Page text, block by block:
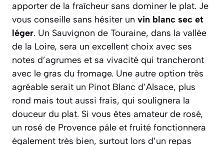
apporter de la fraîcheur sans dominer le plat. Je
vous conseille sans hésiter un vin blanc sec et
léger. Un Sauvignon de Touraine, dans la vallée
de la Loire, sera un excellent choix avec ses
notes d’agrumes et sa vivacité qui trancheront
avec le gras du fromage. Une autre option très
agréable serait un Pinot Blanc d’Alsace, plus
rond mais tout aussi frais, qui soulignera la
douceur du plat. Si vous êtes amateur de rosé,
un rosé de Provence pâle et fruité fonctionnera
également très bien, surtout lors d’un repas